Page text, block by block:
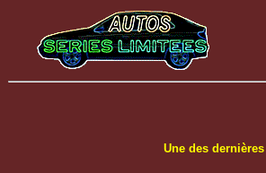
Une des